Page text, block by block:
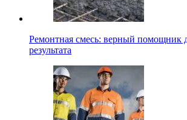
Ремонтная смесь: верный помощник
результата